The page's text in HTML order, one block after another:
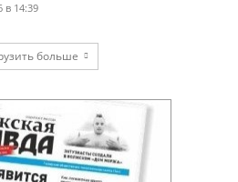
в 14:39
больше